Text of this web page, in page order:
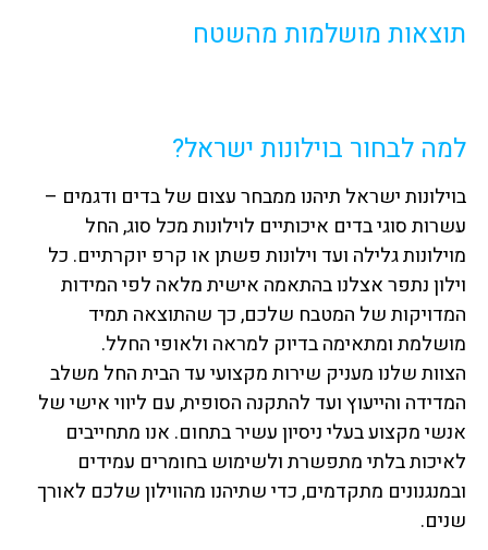
תוצאות מושלמות מהשטח
למה לבחור בוילונות ישראל?
בוילונות ישראל תיהנו ממבחר עצום של בדים ודגמים –
עשרות סוגי בדים איכותיים לוילונות מכל סוג, החל
מוילונות גלילה ועד וילונות פשתן או קרפ יוקרתיים. כל
וילון נתפר אצלנו בהתאמה אישית מלאה לפי המידות
המדויקות של המטבח שלכם, כך שהתוצאה תמיד
מושלמת ומתאימה בדיוק למראה ולאופי החלל.
הצוות שלנו מעניק שירות מקצועי עד הבית החל משלב
המדידה והייעוץ ועד להתקנה הסופית, עם ליווי אישי של
אנשי מקצוע בעלי ניסיון עשיר בתחום. אנו מתחייבים
לאיכות בלתי מתפשרת ולשימוש בחומרים עמידים
ובמנגנונים מתקדמים, כדי שתיהנו מהווילון שלכם לאורך
שנים.